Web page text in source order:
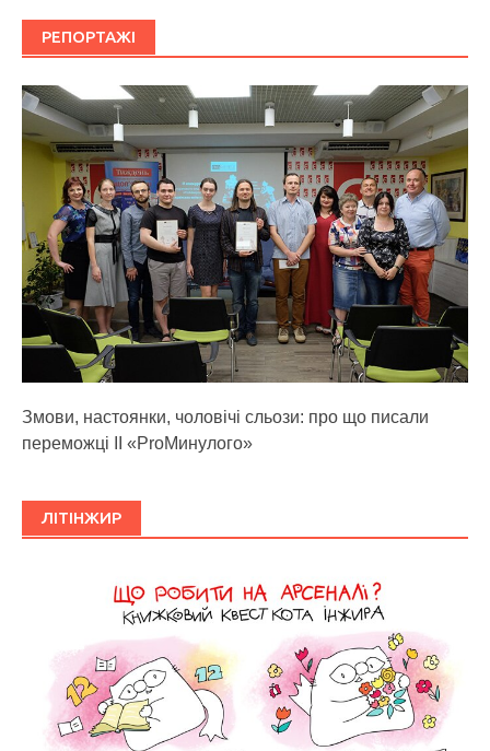
РЕПОРТАЖІ
Змови, настоянки, чоловічі сльози: про що писали
переможці ІІ «ProМинулого»
ЛІТІНЖИР